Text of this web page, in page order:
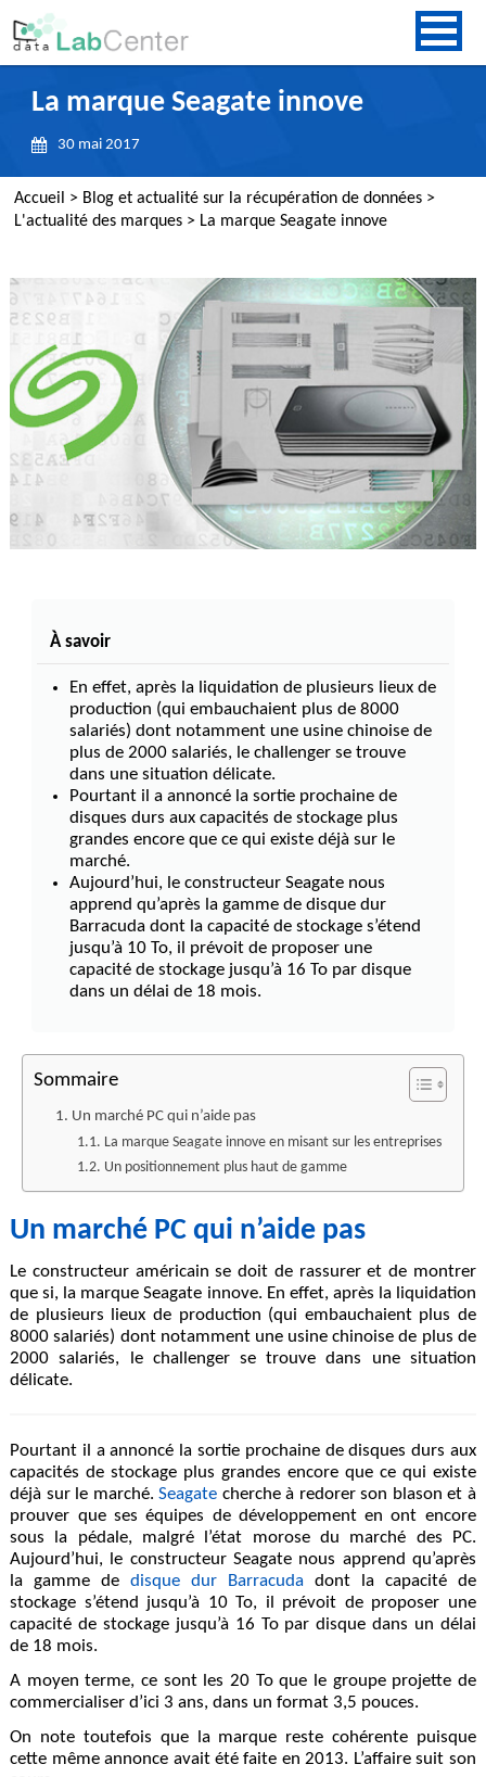
La marque Seagate innove
30 mai 2017
Accueil > Blog et actualité sur la récupération de données >
L'actualité des marques > La marque Seagate innove
À savoir
En effet, après la liquidation de plusieurs lieux de
production (qui embauchaient plus de 8000
salariés) dont notamment une usine chinoise de
plus de 2000 salariés, le challenger se trouve
dans une situation délicate.
Pourtant il a annoncé la sortie prochaine de
disques durs aux capacités de stockage plus
grandes encore que ce qui existe déjà sur le
marché.
Aujourd’hui, le constructeur Seagate nous
apprend qu’après la gamme de disque dur
Barracuda dont la capacité de stockage s’étend
jusqu’à 10 To, il prévoit de proposer une
capacité de stockage jusqu’à 16 To par disque
dans un délai de 18 mois.
Sommaire
Un marché PC qui n’aide pas
La marque Seagate innove en misant sur les entreprises
Un positionnement plus haut de gamme
Un marché PC qui n’aide pas
Le constructeur américain se doit de rassurer et de montrer
que si, la marque Seagate innove. En effet, après la liquidation
de plusieurs lieux de production (qui embauchaient plus de
8000 salariés) dont notamment une usine chinoise de plus de
2000 salariés, le challenger se trouve dans une situation
délicate.
Pourtant il a annoncé la sortie prochaine de disques durs aux
capacités de stockage plus grandes encore que ce qui existe
déjà sur le marché.Seagate cherche à redorer son blason et à
prouver que ses équipes de développement en ont encore
sous la pédale, malgré l’état morose du marché des PC.
Aujourd’hui, le constructeur Seagate nous apprend qu’après
la gamme dedisque dur Barracudadont la capacité de
stockage s’étend jusqu’à 10 To, il prévoit de proposer une
capacité de stockage jusqu’à 16 To par disque dans un délai
de 18 mois.
A moyen terme, ce sont les 20 To que le groupe projette de
commercialiser d’ici 3 ans, dans un format 3,5 pouces.
On note toutefois que la marque reste cohérente puisque
cette même annonce avait été faite en 2013. L’affaire suit son